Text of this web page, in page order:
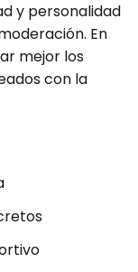
y personalidad
En
mejor los
con la